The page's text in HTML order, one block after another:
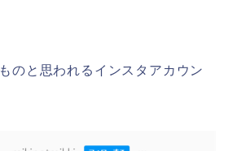
のと思われるインスタアカウン